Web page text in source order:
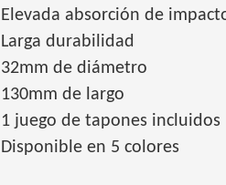
Elevada absorción de
Larga durabilidad
32mm de diámetro
130mm de largo
1 juego de tapones incluidos
Disponible en 5 colores